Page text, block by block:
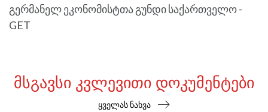
გერმანელ ეკონომისტთა გუნდი საქართველო -
GET
ᲛᲡᲒᲐᲕᲡᲘ ᲙᲕᲚᲔᲕᲘᲗᲘ ᲓᲝᲙᲣᲛᲔᲜᲢᲔᲑᲘ
ყველას ნახვა